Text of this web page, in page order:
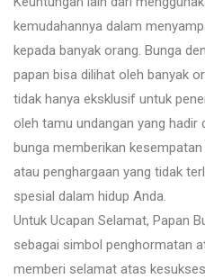
kemudahannya dalam
kepada banyak orang. Bunga
papan bisa dilihat oleh banyak
tidak hanya eksklusif untuk
oleh tamu undangan yang hadir
bunga memberikan
atau penghargaan yang tidak
spesial dalam hidup Anda.
Untuk Ucapan Selamat, Papan
sebagai simbol penghormatan
memberi selamat atas